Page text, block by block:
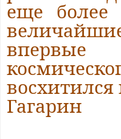
еще
впервые
Гагарин